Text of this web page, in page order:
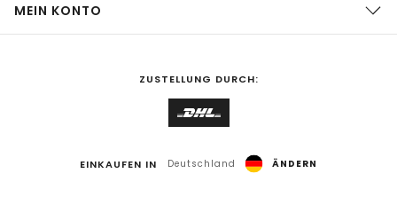
MEIN KONTO
ZUSTELLUNG DURCH:
EINKAUFEN IN Deutschland ÄNDERN